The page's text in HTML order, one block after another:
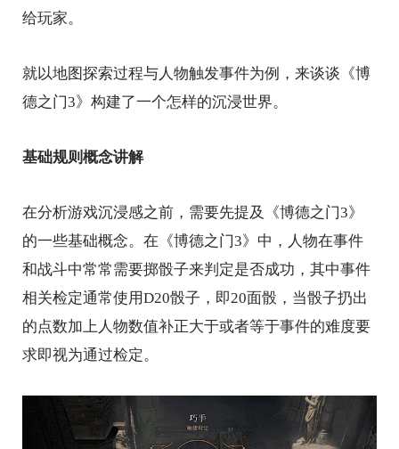
给玩家。
就以地图探索过程与人物触发事件为例，来谈谈《博
德之门3》构建了一个怎样的沉浸世界。
基础规则概念讲解
在分析游戏沉浸感之前，需要先提及《博德之门3》
的一些基础概念。在《博德之门3》中，人物在事件
和战斗中常常需要掷骰子来判定是否成功，其中事件
相关检定通常使用D20骰子，即20面骰，当骰子扔出
的点数加上人物数值补正大于或者等于事件的难度要
求即视为通过检定。